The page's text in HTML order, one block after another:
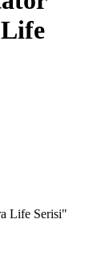
Life Serisi"